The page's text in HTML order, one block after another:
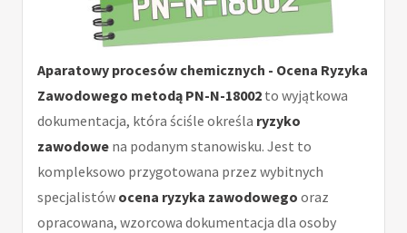
Aparatowy procesów chemicznych - Ocena Ryzyka
Zawodowego metodą PN-N-18002 to wyjątkowa
dokumentacja, która ściśle określa ryzyko
zawodowe na podanym stanowisku. Jest to
kompleksowo przygotowana przez wybitnych
specjalistów ocena ryzyka zawodowego oraz
opracowana, wzorcowa dokumentacja dla osoby